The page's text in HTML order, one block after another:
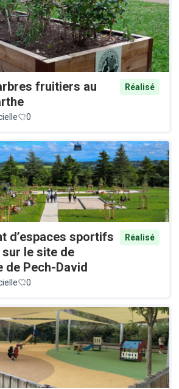
fruitiers au
Réalisé
0
d’espaces sportifs
le site de
de Pech-David
Réalisé
0